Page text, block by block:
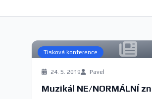
Tisková konference
24. 5. 2019 Pavel
Muzikál NE/NORMÁLNÍ